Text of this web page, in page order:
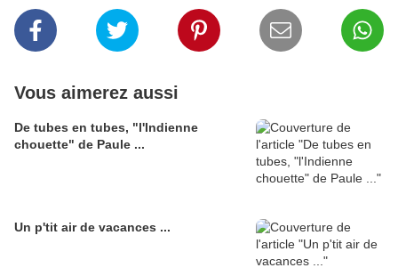
Vous aimerez aussi
De tubes en tubes, "l'Indienne
chouette" de Paule ...
Un p'tit air de vacances ...